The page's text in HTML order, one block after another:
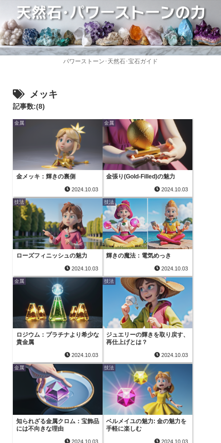
パワーストーン･天然石･宝石ガイド
メッキ
記事数:(8)
金属
金メッキ：輝きの裏側
2024.10.03
金属
金張り(Gold-Filled)の魅力
2024.10.03
技法
ローズフィニッシュの魅力
2024.10.03
技法
輝きの魔法：電気めっき
2024.10.03
金属
ロジウム：プラチナより希少な
貴金属
2024.10.03
技法
ジュエリーの輝きを取り戻す、
再仕上げとは？
2024.10.03
金属
知られざる金属クロム：宝飾品
には不向きな理由
2024.10.03
技法
ベルメイユの魅力: 金の魅力を
手軽に楽しむ
2024.10.03